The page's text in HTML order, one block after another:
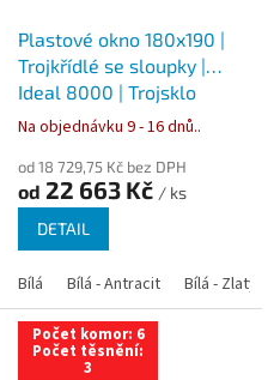
dub Bílá - Tmavý dub Bílá -
Plastové okno 180x190 |
Trojkřídlé se sloupky |
Ideal 8000 | Trojsklo
Na objednávku 9 - 16 dnů..
od 18 729,75 Kč bez DPH
od 22 663 Kč / ks
DETAIL
Bílá Bílá - Antracit Bílá - Zlatý
Počet komor: 6
Počet těsnění:
3